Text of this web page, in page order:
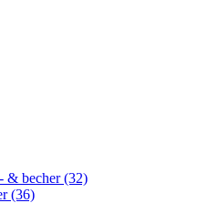
& becher (32)
(36)